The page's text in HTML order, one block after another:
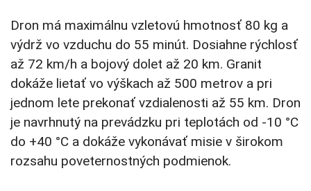
Dron má maximálnu vzletovú hmotnosť 80 kg a
výdrž vo vzduchu do 55 minút. Dosiahne rýchlosť
až 72 km/h a bojový dolet až 20 km. Granit
dokáže lietať vo výškach až 500 metrov a pri
jednom lete prekonať vzdialenosti až 55 km. Dron
je navrhnutý na prevádzku pri teplotách od -10 °C
do +40 °C a dokáže vykonávať misie v širokom
rozsahu poveternostných podmienok.